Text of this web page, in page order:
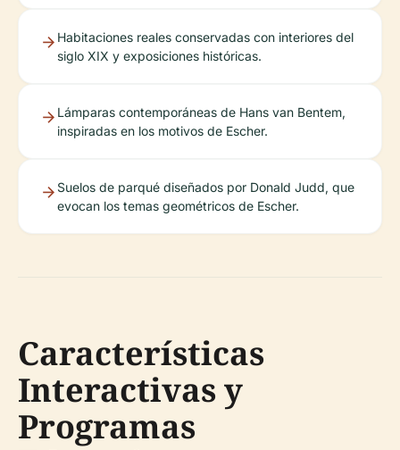
Habitaciones reales conservadas con interiores del
siglo XIX y exposiciones históricas.
Lámparas contemporáneas de Hans van Bentem,
inspiradas en los motivos de Escher.
Suelos de parqué diseñados por Donald Judd, que
evocan los temas geométricos de Escher.
Características
Interactivas y
Programas